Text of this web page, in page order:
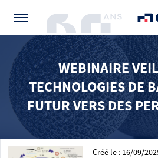
WEBINAIRE
TECHNOLOGIES DE
FUTUR VERS DES
Créé le : 16/09/